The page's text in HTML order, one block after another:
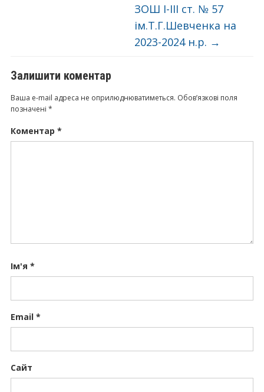
ЗОШ І-ІІІ ст. № 57
ім.Т.Г.Шевченка на
2023-2024 н.р. →
Залишити коментар
Ваша e-mail адреса не оприлюднюватиметься. Обов’язкові поля
позначені *
Коментар *
Ім'я *
Email *
Сайт